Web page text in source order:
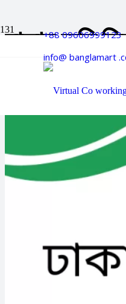
+88 09606999123
info@ banglamart
ঢাকায় জমি
লাভজনক